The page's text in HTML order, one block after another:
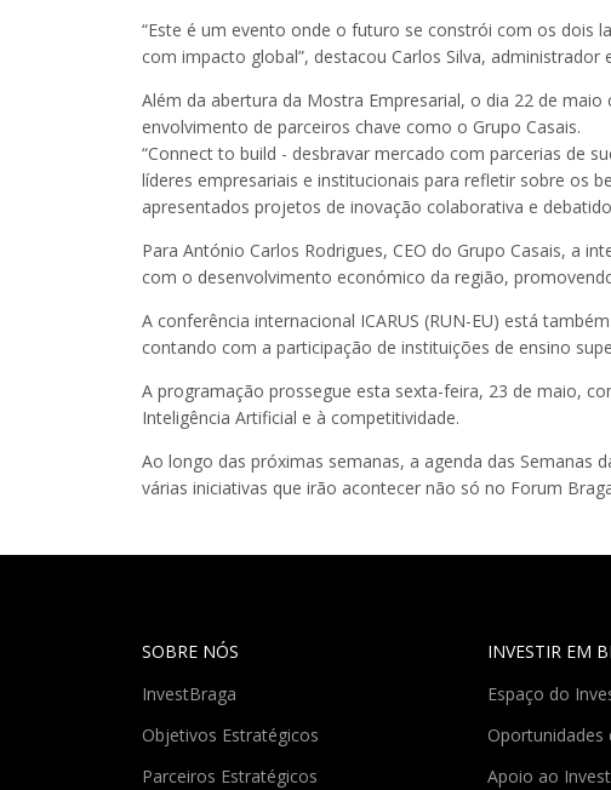
“Este é um evento onde o futuro se constrói com os dois
com impacto global”, destacou Carlos Silva, administrador
Além da abertura da Mostra Empresarial, o dia 22 de
envolvimento de parceiros chave como o Grupo Casais.
“Connect to build - desbravar mercado com parcerias de
líderes empresariais e institucionais para refletir sobre os
apresentados projetos de inovação colaborativa e
Para António Carlos Rodrigues, CEO do Grupo Casais, a
com o desenvolvimento económico da região,
A conferência internacional ICARUS (RUN-EU) está
contando com a participação de instituições de ensino
A programação prossegue esta sexta-feira, 23 de maio,
Inteligência Artificial e à competitividade.
Ao longo das próximas semanas, a agenda das Semanas
várias iniciativas que irão acontecer não só no Forum
SOBRE NÓS
InvestBraga
Objetivos Estratégicos
Parceiros Estratégicos
INVESTIR EM
Espaço do
Apoio ao